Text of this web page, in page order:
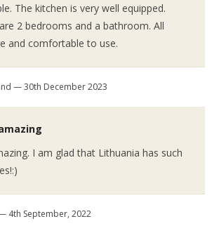
The kitchen is very well equipped.
2 bedrooms and a bathroom. All
and comfortable to use.
— 30th December 2023
I am glad that Lithuania has such
4th September, 2022